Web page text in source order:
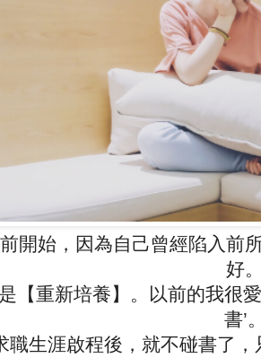
開始，因為自己曾經陷入前
好
【重新培養】。以前的我很
書’
職生涯啟程後，就不碰書了